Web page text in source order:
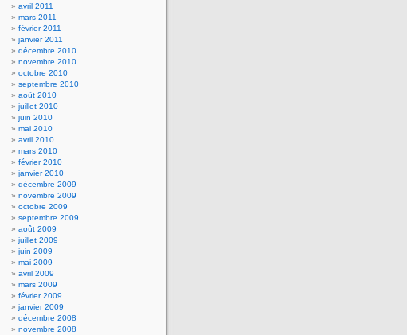
avril 2011
mars 2011
février 2011
janvier 2011
décembre 2010
novembre 2010
octobre 2010
septembre 2010
août 2010
juillet 2010
juin 2010
mai 2010
avril 2010
mars 2010
février 2010
janvier 2010
décembre 2009
novembre 2009
octobre 2009
septembre 2009
août 2009
juillet 2009
juin 2009
mai 2009
avril 2009
mars 2009
février 2009
janvier 2009
décembre 2008
novembre 2008